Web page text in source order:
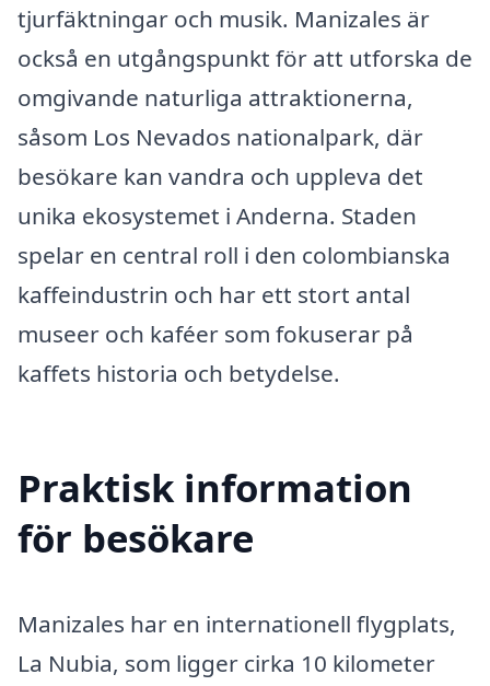
tjurfäktningar och musik. Manizales är
också en utgångspunkt för att utforska de
omgivande naturliga attraktionerna,
såsom Los Nevados nationalpark, där
besökare kan vandra och uppleva det
unika ekosystemet i Anderna. Staden
spelar en central roll i den colombianska
kaffeindustrin och har ett stort antal
museer och kaféer som fokuserar på
kaffets historia och betydelse.
Praktisk information
för besökare
Manizales har en internationell flygplats,
La Nubia, som ligger cirka 10 kilometer